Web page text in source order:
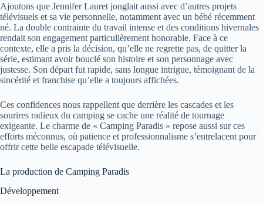
Ajoutons que Jennifer Lauret jonglait aussi avec d’autres projets
télévisuels et sa vie personnelle, notamment avec un bébé récemment
né. La double contrainte du travail intense et des conditions hivernales
rendait son engagement particulièrement honorable. Face à ce
contexte, elle a pris la décision, qu’elle ne regrette pas, de quitter la
série, estimant avoir bouclé son histoire et son personnage avec
justesse. Son départ fut rapide, sans longue intrigue, témoignant de la
sincérité et franchise qu’elle a toujours affichées.
Ces confidences nous rappellent que derrière les cascades et les
sourires radieux du camping se cache une réalité de tournage
exigeante. Le charme de « Camping Paradis » repose aussi sur ces
efforts méconnus, où patience et professionnalisme s’entrelacent pour
offrir cette belle escapade télévisuelle.
La production de Camping Paradis
Développement